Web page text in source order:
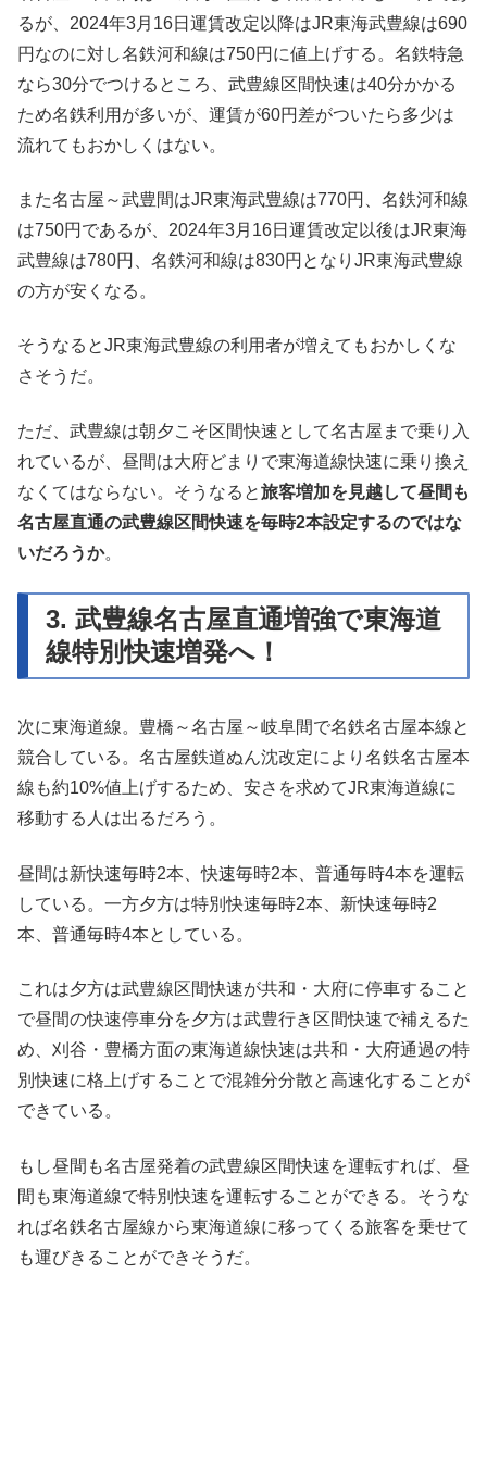
るが、2024年3月16日運賃改定以降はJR東海武豊線は690
円なのに対し名鉄河和線は750円に値上げする。名鉄特急
なら30分でつけるところ、武豊線区間快速は40分かかる
ため名鉄利用が多いが、運賃が60円差がついたら多少は
流れてもおかしくはない。
また名古屋～武豊間はJR東海武豊線は770円、名鉄河和線
は750円であるが、2024年3月16日運賃改定以後はJR東海
武豊線は780円、名鉄河和線は830円となりJR東海武豊線
の方が安くなる。
そうなるとJR東海武豊線の利用者が増えてもおかしくな
さそうだ。
ただ、武豊線は朝夕こそ区間快速として名古屋まで乗り入
れているが、昼間は大府どまりで東海道線快速に乗り換え
なくてはならない。そうなると旅客増加を見越して昼間も
名古屋直通の武豊線区間快速を毎時2本設定するのではな
いだろうか。
3. 武豊線名古屋直通増強で東海道
線特別快速増発へ！
次に東海道線。豊橋～名古屋～岐阜間で名鉄名古屋本線と
競合している。名古屋鉄道ぬん沈改定により名鉄名古屋本
線も約10%値上げするため、安さを求めてJR東海道線に
移動する人は出るだろう。
昼間は新快速毎時2本、快速毎時2本、普通毎時4本を運転
している。一方夕方は特別快速毎時2本、新快速毎時2
本、普通毎時4本としている。
これは夕方は武豊線区間快速が共和・大府に停車すること
で昼間の快速停車分を夕方は武豊行き区間快速で補えるた
め、刈谷・豊橋方面の東海道線快速は共和・大府通過の特
別快速に格上げすることで混雑分分散と高速化することが
できている。
もし昼間も名古屋発着の武豊線区間快速を運転すれば、昼
間も東海道線で特別快速を運転することができる。そうな
れば名鉄名古屋線から東海道線に移ってくる旅客を乗せて
も運びきることができそうだ。